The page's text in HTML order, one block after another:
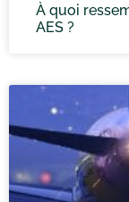
À quoi
AES ?